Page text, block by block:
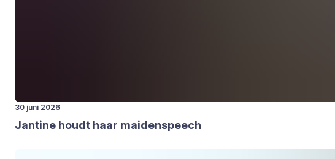
30 juni 2026
Jan­ti­ne houdt haar mai­den­speech